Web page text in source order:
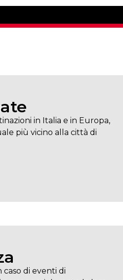
in Italia e in Europa,
più vicino alla città di
di eventi di